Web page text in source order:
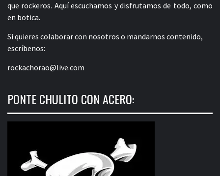
que rockeros. Aquí escuchamos y disfrutamos de todo, como
en botica.
Si quieres colaborar con nosotros o mandarnos contenido,
escríbenos:
rockachorao@live.com
PONTE CHULITO CON ACERO: